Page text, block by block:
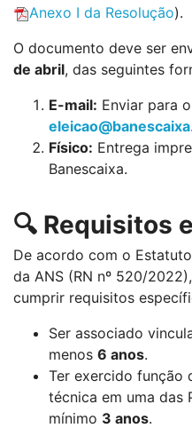
Anexo I da Resolução).
O documento deve ser
de abril, das seguintes
E-mail: Enviar para
Físico: Entrega
Banescaixa.
🔍 Requisitos
De acordo com o
da ANS (RN nº 520/
cumprir requisitos
Ser associado
menos 6 anos.
Ter exercido função
técnica em uma das
mínimo 3 anos.